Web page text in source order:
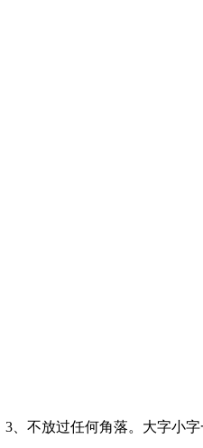
、不放过任何角落。大字小